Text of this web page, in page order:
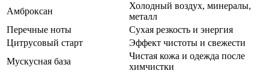
Амброксан
Холодный воздух, минералы,
металл
Перечные ноты
Сухая резкость и энергия
Цитрусовый старт
Эффект чистоты и свежести
Мускусная база
Чистая кожа и одежда после
химчистки